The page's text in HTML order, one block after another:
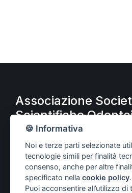
Associazione
Scientifiche
A.S.S.O.
🍪 Informativa
Noi e terze parti selezionate
tecnologie simili per finalità
consenso, anche per altre
specificato nella cookie policy.
Puoi acconsentire all’utilizzo di